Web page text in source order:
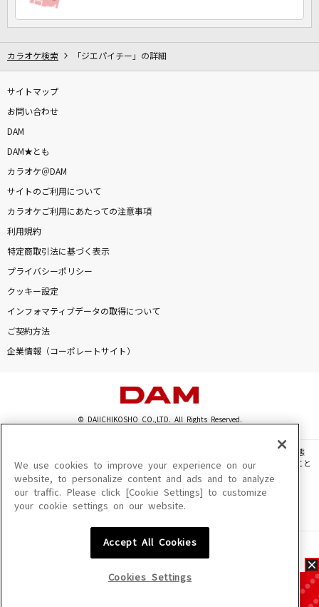
カラオケをもっと楽しもう！
カラオケ検索 「ジエパイチー」の詳細
サイトマップ
お問い合わせ
DAM
DAM★とも
カラオケ＠DAM
サイトのご利用について
カラオケご利用にあたっての注意事項
利用規約
特定商取引法に基づく表示
プライバシーポリシー
クッキー設定
インフォマティブデータの取得について
ご契約方法
企業情報（コーポレートサイト）
© DAIICHIKOSHO CO.,LTD. All Rights Reserved.
このサイトに掲載されている一切の文章・画像・写真・動画・音声等を、手段や形態
を問わず、著作権法の定める範囲を超えて無断で複製、転載、ファイル化などすること
を禁じます。
楽曲及びコンテンツは、機種によりご利用いただけない場合があります。
楽曲及びコンテンツの配信日、配信内容が変更になる場合があります。
We use cookies to improve your experience on our
website, to personalize content and ads and to analyze
our traffic. Please click [Cookie Settings] to customize
your cookie settings on our website.
Accept All Cookies
Cookies Settings